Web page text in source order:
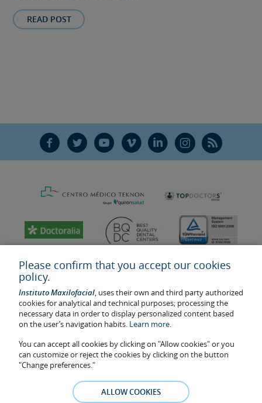
READ POST
F T Y V L Ñ R
Last update: 2023
Health center authorisation number: E08646940
The information featured in this website does not replace but
complements the doctor-patient relationship. If in doubt, consult
Please confirm that you accept our cookies
policy.
Instituto Maxilofacial, uses their own and third party authorized
cookies for analytical and technical purposes; processing the
necessary data in order to display personalized content based
on the user’s navigation habits. Learn more.
You can accept all cookies by clicking on "Allow cookies" or you
can customize or reject the cookies by clicking on the button
"Change preferences."
ALLOW COOKIES